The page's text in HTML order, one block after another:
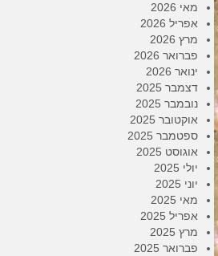
מאי 2026
אפריל 2026
מרץ 2026
פברואר 2026
ינואר 2026
דצמבר 2025
נובמבר 2025
אוקטובר 2025
ספטמבר 2025
אוגוסט 2025
יולי 2025
יוני 2025
מאי 2025
אפריל 2025
מרץ 2025
פברואר 2025